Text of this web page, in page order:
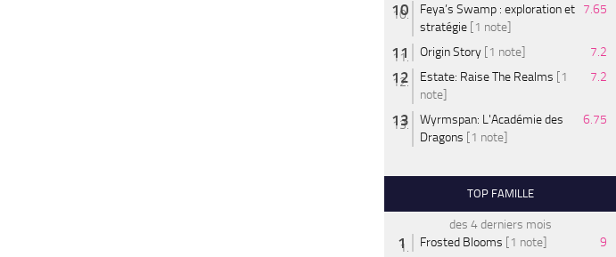
Feya’s Swamp : exploration et
stratégie [1 note]
7.65
Origin Story [1 note]
7.2
Estate: Raise The Realms [1
note]
7.2
Wyrmspan: L'Académie des
Dragons [1 note]
6.75
TOP FAMILLE
des 4 derniers mois
Frosted Blooms [1 note]
9